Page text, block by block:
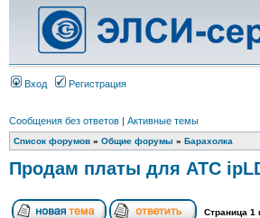
Вход Регистрация
Сообщения без ответов | Активные темы
Список форумов » Общие форумы » Барахолка
Продам платы для АТС
Страница 1